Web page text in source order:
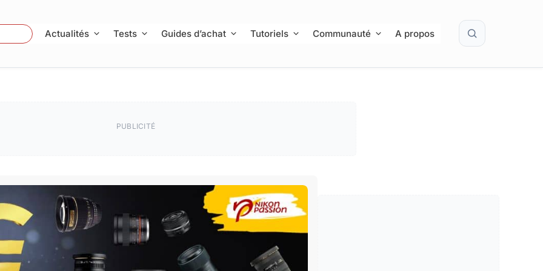
Actualités Tests Guides d’achat Tutoriels Communauté A propos Rechercher
PUBLICITÉ